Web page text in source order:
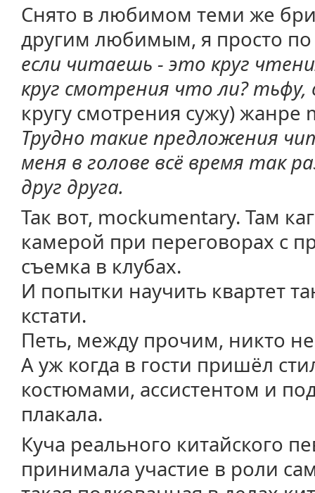
Снято в любимом теми же
другим любимым, я просто по
если читаешь - это круг
круг смотрения что ли? тьфу,
кругу смотрения сужу) жанре
Трудно такие предложения
меня в голове всё время так
друг друга.
Так вот, mockumentary. Там
камерой при переговорах с
съемка в клубах.
И попытки научить квартет
кстати.
Петь, между прочим, никто
А уж когда в гости пришёл
костюмами, ассистентом и
плакала.
Куча реального китайского
принимала участие в роли